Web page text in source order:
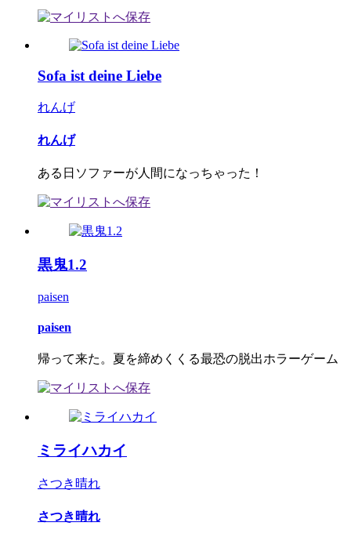
Sofa ist deine Liebe
れんげ
れんげ
ある日ソファーが人間になっちゃった！
黒鬼1.2
paisen
paisen
帰って来た。夏を締めくくる最恐の脱出ホラーゲーム
ミライハカイ
さつき晴れ
さつき晴れ